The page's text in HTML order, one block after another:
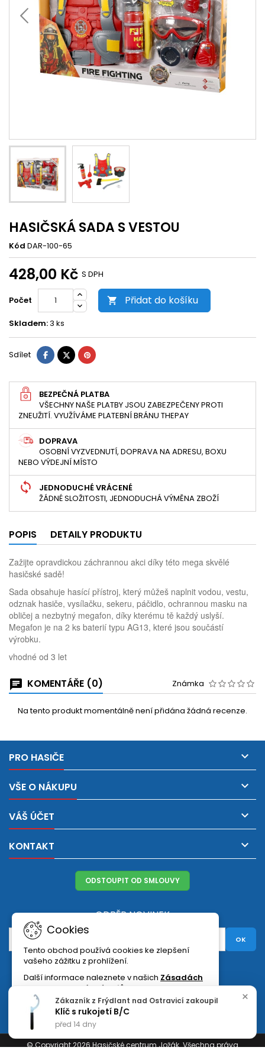
HASIČSKÁ SADA S VESTOU
Kód DAR-100-65
428,00 Kč S DPH
Počet  Přidat do košíku
Skladem:3 ks
Sdílet SdíletTweetPinterest
BEZPEČNÁ PLATBA
VŠECHNY NAŠE PLATBY JSOU ZABEZPEČENY PROTI
ZNEUŽITÍ. VYUŽÍVÁME PLATEBNÍ BRÁNU THEPAY
DOPRAVA
OSOBNÍ VYZVEDNUTÍ, DOPRAVA NA ADRESU, BOXU
NEBO VÝDEJNÍ MÍSTO
JEDNODUCHÉ VRÁCENÉ
ŽÁDNÉ SLOŽITOSTI, JEDNODUCHÁ VÝMĚNA ZBOŽÍ
POPIS DETAILY PRODUKTU
Zažijte opravdickou záchrannou akci díky této mega skvělé
hasičské sadě!
Sada obsahuje hasící přístroj, který můžeš naplnit vodou, vestu,
odznak hasiče, vysílačku, sekeru, páčidlo, ochrannou masku na
obličej a nezbytný megafon, díky kterému tě každý uslyší.
Megafon je na 2 ks baterií typu AG13, které jsou součástí
výrobku.
vhodné od 3 let
KOMENTÁŘE (0) Známka
Na tento produkt momentálně není přidána žádná recenze.
PRO HASIČE 
VŠE O NÁKUPU 
VÁŠ ÚČET 
KONTAKT 
Cookies
Tento obchod používá cookies ke zlepšení
vašeho zážitku z prohlížení.
Další informace naleznete v našich Zásadách
ochrany osobních údajů
Exit
ODSTOUPIT OD SMLOUVY
ODBĚR NOVINEK
FacebookTwitterYouTubePinterestInstagram
© Copyright 2026 Hasičské centrum Jožák. Všechna práva
×
Zákazník z Frýdlant nad Ostravicí zakoupil
Klíč s rukojetí B/C
před 14 dny